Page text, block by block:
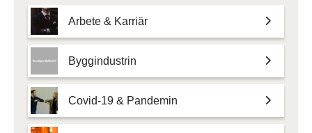
Arbete & Karriär
Byggindustrin
Covid-19 & Pandemin